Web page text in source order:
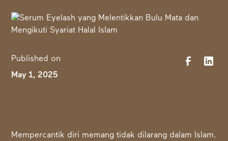
Published on
May 1, 2025
Mempercantik diri memang tidak dilarang dalam Islam.